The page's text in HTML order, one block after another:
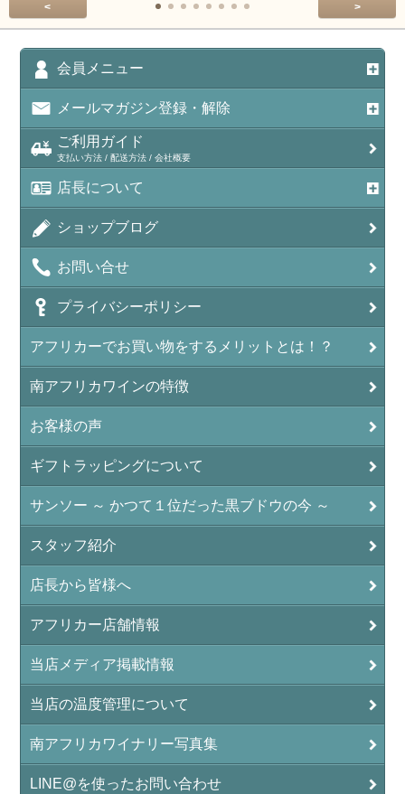
< >
会員メニュー
メールマガジン登録・解除
ご利用ガイド
支払い方法 / 配送方法 / 会社概要
店長について
ショップブログ
お問い合せ
プライバシーポリシー
アフリカーでお買い物をするメリットとは！？
南アフリカワインの特徴
お客様の声
ギフトラッピングについて
サンソー ～ かつて１位だった黒ブドウの今 ～
スタッフ紹介
店長から皆様へ
アフリカー店舗情報
当店メディア掲載情報
当店の温度管理について
南アフリカワイナリー写真集
LINE@を使ったお問い合わせ